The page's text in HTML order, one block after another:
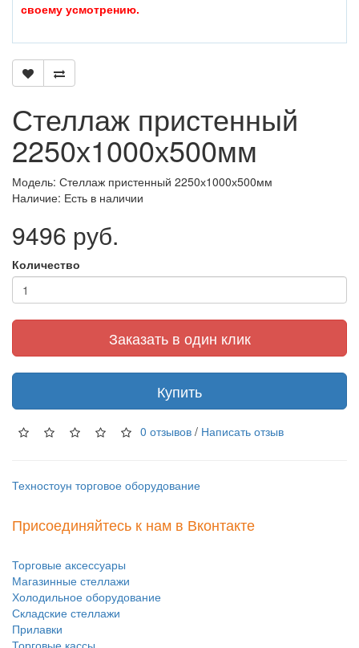
своему усмотрению.
Стеллаж пристенный
2250х1000х500мм
Модель: Стеллаж пристенный 2250х1000х500мм
Наличие: Есть в наличии
9496 руб.
Количество
Заказать в один клик
Купить
0 отзывов / Написать отзыв
Техностоун торговое оборудование
Присоединяйтесь к нам в Вконтакте
Торговые аксессуары
Магазинные стеллажи
Холодильное оборудование
Складские стеллажи
Прилавки
Торговые кассы